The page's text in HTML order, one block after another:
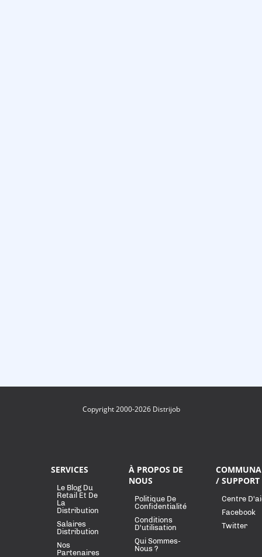
Copyright 2000-2026 Distrijob
SERVICES
Le Blog Du
Retail Et De
La
Distribution
Salaires
Distribution
Nos
Partenaires
À PROPOS DE
NOUS
Politique De
Confidentialité
Conditions
D'utilisation
Qui Sommes-
Nous ?
/ SUPPORT
Centre
Facebook
Twitter